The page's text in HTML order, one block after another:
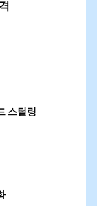
스털링